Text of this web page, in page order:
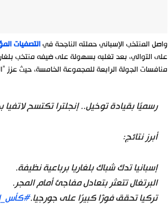
واصل المنتخب الإسباني حملته الناجحة فيالتصفيات
منافسات الجولة الرابعة للمجموعة الخامسة، حيث عزز
رسميًا بقيادة توخيل.. إنجلترا تكتسح
أبرز نتائج:
إسبانيا تدك شباك بلغاريا برباعية نظيفة.
البرتغال تتعثر بتعادل مفاجئ أمام المجر.
تركيا تحقق فوزًا كبيرًا على جورجيا.